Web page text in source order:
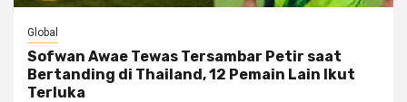
Global
Sofwan Awae Tewas Tersambar Petir saat
Bertanding di Thailand, 12 Pemain Lain Ikut
Terluka